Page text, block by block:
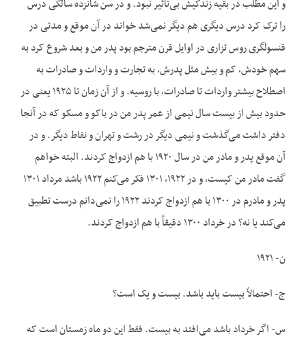
و این مطلب در بقیه زندگیش بی‌تأثیر نبود. و در سن شانزده سالگی درس
را ترک کرد درس دیگری هم دیگر نمی‌شد خواند در آن موقع و مدتی در
قنسولگری روس تزاری در اوایل قرن مترجم بود پدر من و بعد شروع کرد به
سهم خودش، کم و بیش مثل پدرش، به تجارت و واردات و صادرات به
اصطلاح بیشتر واردات تا صادرات، با روسیه. و از آن زمان تا ۱۹۲۵ یعنی در
حدود بیش از بیست سال نیمی از عمر پدر من در باکو و مسکو که در آنجا
دفتر داشت می‌گذشت و نیمی دیگر در رشت و تهران و نقاط دیگر. و در
آن موقع پدر و مادر من در سال ۱۹۲۰ با هم ازدواج کردند. البته خواهم
گفت مادر من کیست، و در ۱۹۲۲، ۱۳۰۱ فکر می‌کنم ۱۹۲۲ باشد مرداد ۱۳۰۱
پدر و مادرم در ۱۳۰۰ با هم ازدواج کردند ۱۹۲۲ را نمی‌دانم درست تطبیق
می‌کند یا نه؟ در خرداد ۱۳۰۰ دقیقاً با هم ازدواج کردند.
ن- ۱۹۲۱
ج- احتمالاً بیست باید باشد. بیست و یک است؟
س- اگر خرداد باشد می‌افتد به بیست. فقط این دو ماه زمستان است که